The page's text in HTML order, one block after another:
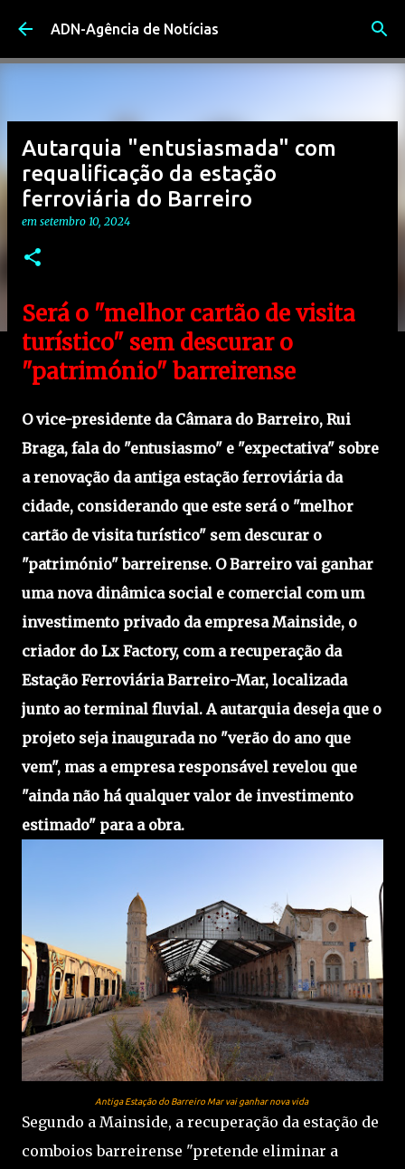
Avançar para o conteúdo principal
ADN-Agência de Notícias
Autarquia "entusiasmada" com
requalificação da estação
ferroviária do Barreiro
em setembro 10, 2024
Será o "melhor cartão de visita
turístico" sem descurar o
"património" barreirense
O vice-presidente da Câmara do Barreiro, Rui
Braga, fala do "entusiasmo" e "expectativa" sobre
a renovação da antiga estação ferroviária da
cidade, considerando que este será o "melhor
cartão de visita turístico" sem descurar o
"património" barreirense. O Barreiro vai ganhar
uma nova dinâmica social e comercial com um
investimento privado da empresa Mainside, o
criador do Lx Factory, com a recuperação da
Estação Ferroviária Barreiro-Mar, localizada
junto ao terminal fluvial. A autarquia deseja que o
projeto seja inaugurada no "verão do ano que
vem", mas a empresa responsável revelou que
"ainda não há qualquer valor de investimento
estimado" para a obra.
Antiga Estação do Barreiro Mar vai ganhar nova vida
Segundo a Mainside, a recuperação da estação de
comboios barreirense "pretende eliminar a